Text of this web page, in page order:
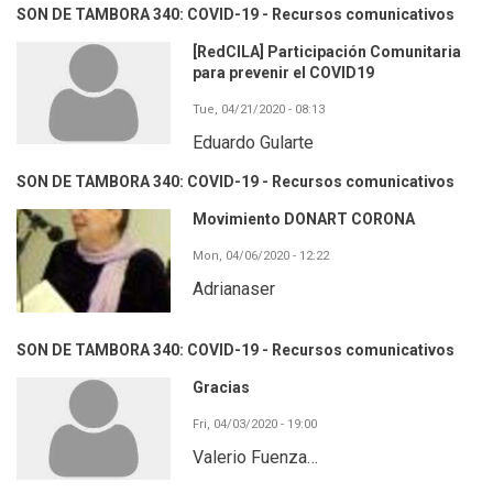
SON DE TAMBORA 340: COVID-19 - Recursos comunicativos
[RedCILA] Participación Comunitaria
para prevenir el COVID19
Tue, 04/21/2020 - 08:13
Eduardo Gularte
SON DE TAMBORA 340: COVID-19 - Recursos comunicativos
Movimiento DONART CORONA
Mon, 04/06/2020 - 12:22
Adrianaser
SON DE TAMBORA 340: COVID-19 - Recursos comunicativos
Gracias
Fri, 04/03/2020 - 19:00
Valerio Fuenza…